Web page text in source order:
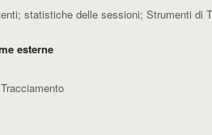
statistiche delle sessioni; Strumenti di
esterne